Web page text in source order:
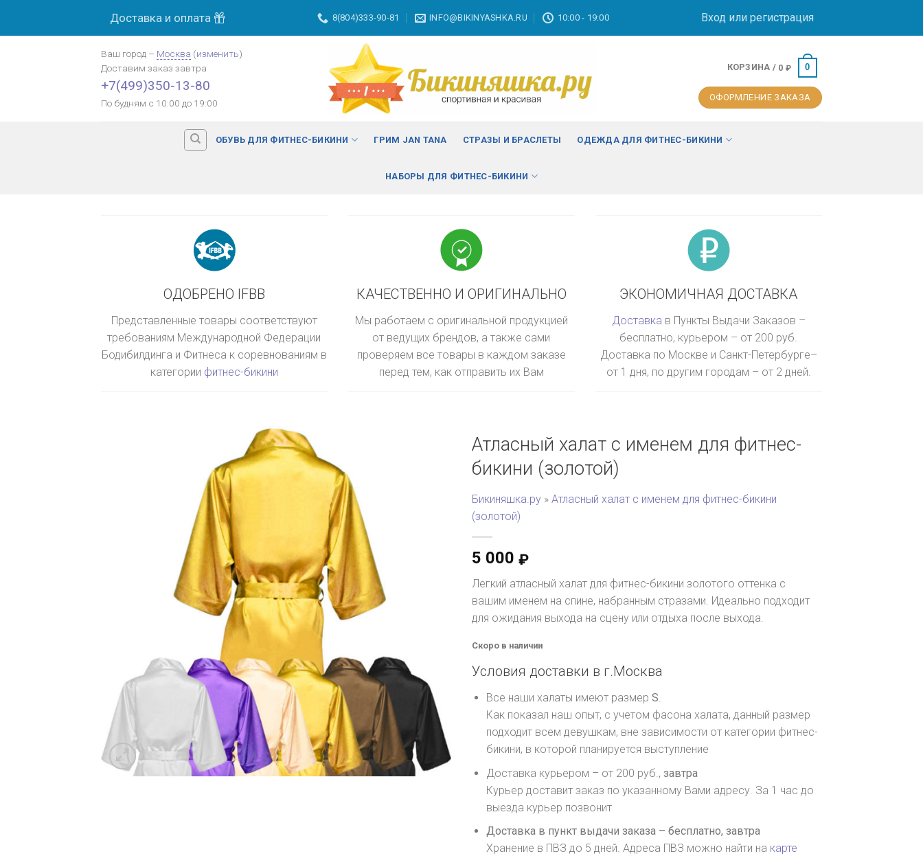
Доставка и оплата 8(804)333-90-81 INFO@BIKINYASHKA.RU 10:00 - 19:00 Вход или регистрация
Ваш город – Москва (изменить)
Доставим заказ завтра
+7(499)350-13-80
По будням с 10:00 до 19:00
КОРЗИНА / 0 ₽ 0
ОФОРМЛЕНИЕ ЗАКАЗА
ОБУВЬ ДЛЯ ФИТНЕС-БИКИНИ ГРИМ JAN TANA СТРАЗЫ И БРАСЛЕТЫ ОДЕЖДА ДЛЯ ФИТНЕС-БИКИНИ
НАБОРЫ ДЛЯ ФИТНЕС-БИКИНИ
ОДОБРЕНО IFBB
Представленные товары соответствуют
требованиям Международной Федерации
Бодибилдинга и Фитнеса к соревнованиям в
категории фитнес-бикини
КАЧЕСТВЕННО И ОРИГИНАЛЬНО
Мы работаем с оригинальной продукцией
от ведущих брендов, а также сами
проверяем все товары в каждом заказе
перед тем, как отправить их Вам
ЭКОНОМИЧНАЯ ДОСТАВКА
Доставка в Пункты Выдачи Заказов –
бесплатно, курьером – от 200 руб.
Доставка по Москве и Санкт-Петербурге–
от 1 дня, по другим городам – от 2 дней.
Атласный халат с именем для фитнес-
бикини (золотой)
Бикиняшка.ру » Атласный халат с именем для фитнес-бикини
(золотой)
5 000 ₽
Легкий атласный халат для фитнес-бикини золотого оттенка с
вашим именем на спине, набранным стразами. Идеально подходит
для ожидания выхода на сцену или отдыха после выхода.
Скоро в наличии
МОСКВА изменить
Оплата картой банка
Условия доставки в г.Москва
Все наши халаты имеют размер S.
Как показал наш опыт, с учетом фасона халата, данный размер
подходит всем девушкам, вне зависимости от категории фитнес-
бикини, в которой планируется выступление
Доставка курьером – от 200 руб., завтра
Курьер доставит заказ по указанному Вами адресу. За 1 час до
выезда курьер позвонит
Доставка в пункт выдачи заказа – бесплатно, завтра
Хранение в ПВЗ до 5 дней. Адреса ПВЗ можно найти на карте